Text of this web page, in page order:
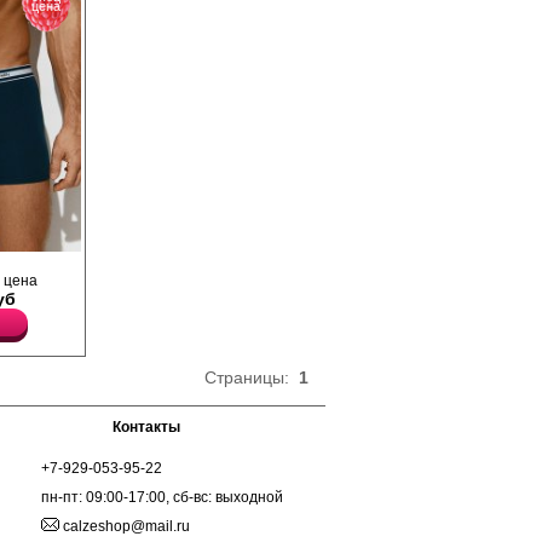
Вискоза 78%
Эластан 5%
не
цена
цена
Страницы: 1
Контакты
+7-929-053-95-22
пн-пт: 09:00-17:00, сб-вс: выходной
calzeshop@mail.ru